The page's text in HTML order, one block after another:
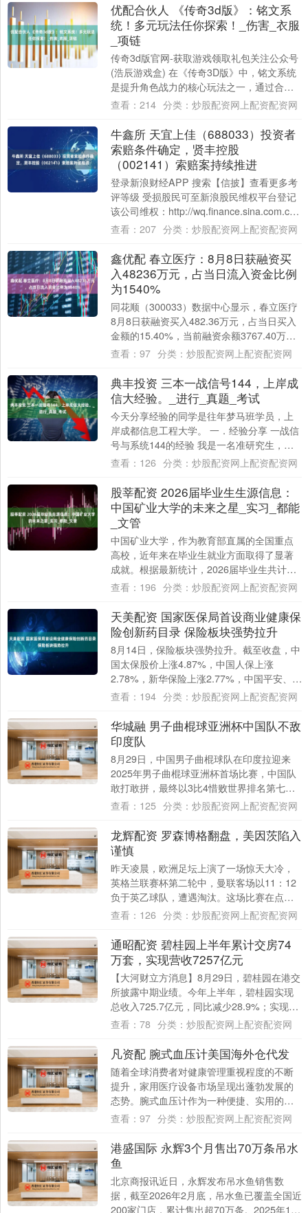
优配合伙人 《传奇3d版》：铭文系
统！多元玩法任你探索！_伤害_衣服
_项链
传奇3d版官网-获取游戏领取礼包关注公众号
(浩辰游戏盒) 在《传奇3D版》中，铭文系统
是提升角色战力的核心玩法之一，通过合理
获取与镶嵌铭文，可显著强化技能效果与....
查看： 214 分类： 炒股配资网上配资配资网
牛鑫所 天宜上佳（688033）投资者
索赔条件确定，贤丰控股
（002141）索赔案持续推进
登录新浪财经APP 搜索【信披】查看更多考
评等级 受损股民可至新浪股民维权平台登记
该公司维权：http://wq.finance.sina.com.cn/
关注....
查看： 207 分类： 炒股配资网上配资配资网
鑫优配 春立医疗：8月8日获融资买
入48236万元，占当日流入资金比例
为1540%
同花顺（300033）数据中心显示，春立医疗
8月8日获融资买入482.36万元，占当日买入
金额的15.40%，当前融资余额3767.40万
元，占流通市值的0.5....
查看： 97 分类： 炒股配资网上配资配资网
典丰投资 三本一战信号144，上岸成
信大经验。_进行_真题_考试
今天分享经验的同学是往年梦马班学员，上
岸成都信息工程大学。 一．经验分享 一战信
号与系统144的经验 我是一名准研究生，去
年的这个时候也跟你们一样正在准备着一
查看： 126 分类： 炒股配资网上配资配资网
股莘配资 2026届毕业生生源信息：
中国矿业大学的未来之星_实习_都能
_文管
中国矿业大学，作为教育部直属的全国重点
高校，近年来在毕业生就业方面取得了显著
成就。根据最新统计，2026届毕业生共计
10453人，其中包括620名博士研究生、3....
查看： 196 分类： 炒股配资网上配资配资网
天美配资 国家医保局首设商业健康保
险创新药目录 保险板块强势拉升
8月14日，保险板块强势拉升。截至收盘，中
国太保股价上涨4.87%，中国人保上涨
2.78%，新华保险上涨2.77%，中国平安、中
国人寿涨超1%。 消息面上，20....
查看： 194 分类： 炒股配资网上配资配资网
华城融 男子曲棍球亚洲杯中国队不敌
印度队
8月29日，中国男子曲棍球队在印度拉迎来
2025年男子曲棍球亚洲杯首场比赛，中国队
敢打敢拼，最终以3比4惜败世界排名第七、
亚洲排名第一的印度队。 首战，第一节第....
查看： 125 分类： 炒股配资网上配资配资网
龙辉配资 罗森博格翻盘，美因茨陷入
谨慎
昨天凌晨，欧洲足坛上演了一场惊天大冷，
英格兰联赛杯第二轮中，曼联客场以11：12
负于英乙球队，遭遇淘汰。这场比赛在点球
大战中结束，姆贝莫错失关键点球，导致曼
查看： 126 分类： 炒股配资网上配资配资网
通昭配资 碧桂园上半年累计交房74
万套，实现营收7257亿元
【大河财立方消息】8月29日，碧桂园在港交
所披露中期业绩。今年上半年，碧桂园实现
总收入725.7亿元，同比减少28.9%；实现净
亏损196.5亿元，归属本公司股....
查看： 78 分类： 炒股配资网上配资配资网
凡资配 腕式血压计美国海外仓代发
随着全球消费者对健康管理重视程度的不断
提升，家用医疗设备市场呈现出蓬勃发展的
态势。腕式血压计作为一种便捷、实用的家
用健康监测设备，在跨境电商领域展现出了
查看： 97 分类： 炒股配资网上配资配资网
港盛国际 永辉3个月售出70万条吊水
鱼
北京商报讯近日，永辉发布吊水鱼销售数
据，截至2026年2月底，吊水鱼已覆盖全国近
200家门店，累计售出超70万条。2025年10